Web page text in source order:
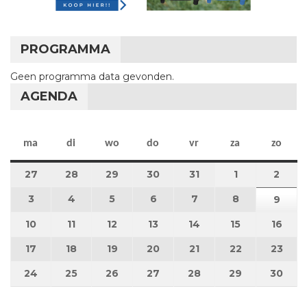
PROGRAMMA
Geen programma data gevonden.
AGENDA
ma maandag
di dinsdag
wo woensdag
do donderdag
vr vrijdag
za zaterdag
zo
27 27 juli 2026
28 28 juli 2026
29 29 juli 2026
30 30 juli 2026
31 31 juli 2026
11 augustus
2
3 3 augustus 2026
4 4 augustus 2026
5 5 augustus 2026
6 6 augustus 2026
7 7 augustus 2026
8 8 augustus
9
10 10 augustus 2026
11 11 augustus 2026
12 12 augustus 2026
13 13 augustus 2026
14 14 augustus 2026
15 15 16
17 17 augustus 2026
18 18 augustus 2026
19 19 augustus 2026
20 20 augustus 2026
21 21 augustus 2026
22 22 23
24 24 augustus 2026
25 25 augustus 2026
26 26 augustus 2026
27 27 augustus 2026
28 28 augustus 2026
29 29 30